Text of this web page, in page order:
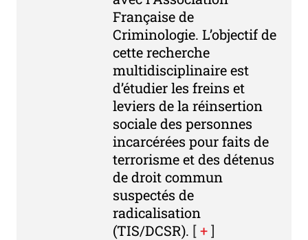
Française de
Criminologie. L’objectif de
cette recherche
multidisciplinaire est
d’étudier les freins et
leviers de la réinsertion
sociale des personnes
incarcérées pour faits de
terrorisme et des détenus
de droit commun
suspectés de
radicalisation
(TIS/DCSR). [+]